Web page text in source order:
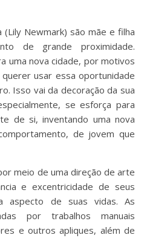
(Lily Newmark) são mãe e filha
de grande proximidade.
uma nova cidade, por motivos
usar essa oportunidade
Isso vai da decoração da sua
se esforça para
de si, inventando uma nova
de jovem que
meio de uma direção de arte
e excentricidade de seus
aspecto de suas vidas. As
por trabalhos manuais
e outros apliques, além de